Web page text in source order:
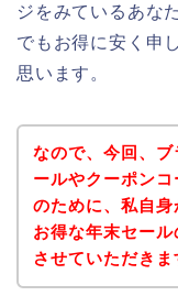
ジをみているあな
でもお得に安く申
思います。
なので、今回、
ールやクーポン
のために、私自
お得な年末セー
させていただきま